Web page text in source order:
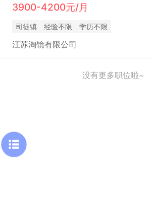
3900-4200元/月
司徒镇 经验不限 学历不限
江苏淘镜有限公司
没有更多职位啦~